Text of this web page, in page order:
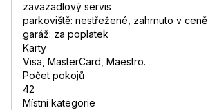
zavazadlový servis
parkoviště: nestřežené, zahrnuto v ceně
garáž: za poplatek
Karty
Visa, MasterCard, Maestro.
Počet pokojů
42
Místní kategorie